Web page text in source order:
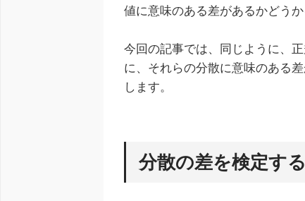
値に意味のある差があるかどう
今回の記事では、同じように、
に、それらの分散に意味のある
します。
分散の差を検定す